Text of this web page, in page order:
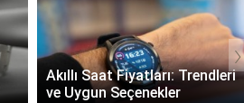
Akıllı Saat Fiyatları: Trendleri
ve Uygun Seçenekler
›